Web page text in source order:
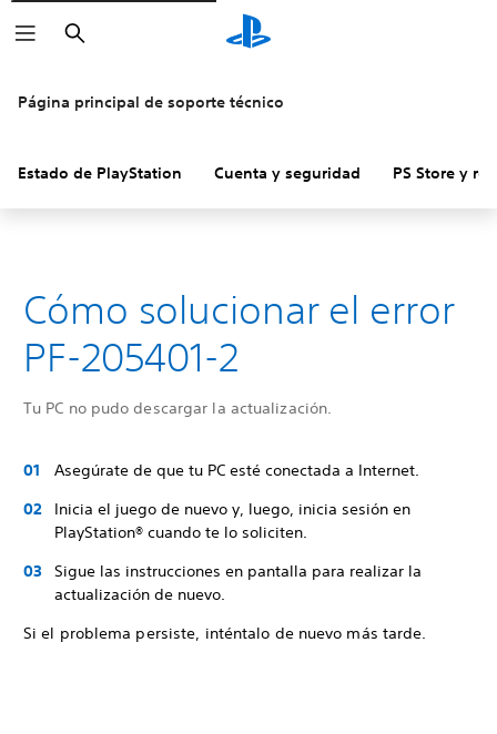
Buscar
Página principal de soporte técnico
Estado de PlayStation Cuenta y seguridad PS Store y
Cómo solucionar el error
PF-205401-2
Tu PC no pudo descargar la actualización.
Asegúrate de que tu PC esté conectada a Internet.
Inicia el juego de nuevo y, luego, inicia sesión en
PlayStation® cuando te lo soliciten.
Sigue las instrucciones en pantalla para realizar la
actualización de nuevo.
Si el problema persiste, inténtalo de nuevo más tarde.